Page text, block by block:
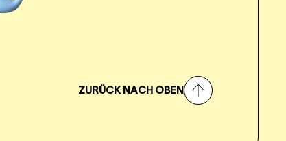
ZURÜCK NACH OBEN